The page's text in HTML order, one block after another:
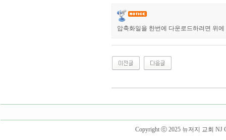
압축화일을 한번에 다운로드하려면 위
Copyright ⓒ 2025 뉴저지 교회 NJ